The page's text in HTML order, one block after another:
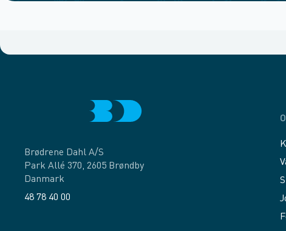
Brødrene Dahl A/S
Park Allé 370, 2605 Brøndby
Danmark
48 78 40 00